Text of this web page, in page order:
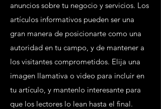
anuncios sobre tu negocio y servicios. Los
artículos informativos pueden ser una
gran manera de posicionarte como una
autoridad en tu campo, y de mantener a
los visitantes comprometidos. Elija una
imagen llamativa o video para incluir en
tu artículo, y mantenlo interesante para
que los lectores lo lean hasta el final.